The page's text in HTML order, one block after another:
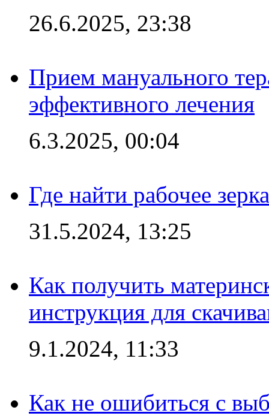
26.6.2025, 23:38
Прием мануального
эффективного лечения
6.3.2025, 00:04
Где найти рабочее
31.5.2024, 13:25
Как получить
инструкция для
9.1.2024, 11:33
Как не ошибиться с